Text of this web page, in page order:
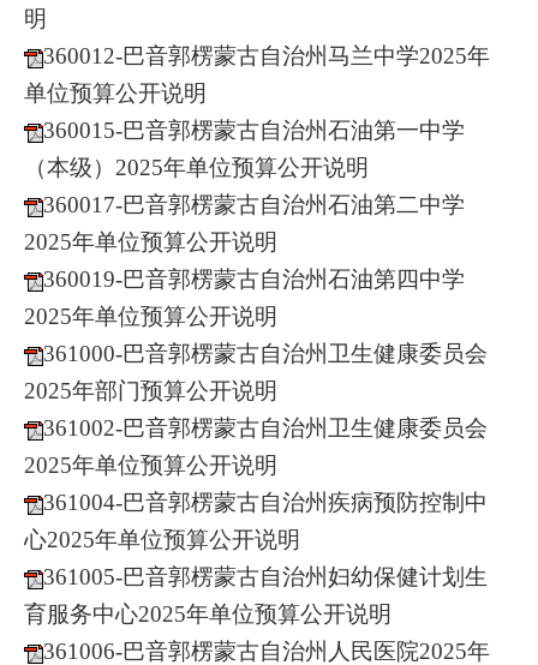
明
360012-巴音郭楞蒙古自治州马兰中学2025年
单位预算公开说明
360015-巴音郭楞蒙古自治州石油第一中学
（本级）2025年单位预算公开说明
360017-巴音郭楞蒙古自治州石油第二中学
2025年单位预算公开说明
360019-巴音郭楞蒙古自治州石油第四中学
2025年单位预算公开说明
361000-巴音郭楞蒙古自治州卫生健康委员会
2025年部门预算公开说明
361002-巴音郭楞蒙古自治州卫生健康委员会
2025年单位预算公开说明
361004-巴音郭楞蒙古自治州疾病预防控制中
心2025年单位预算公开说明
361005-巴音郭楞蒙古自治州妇幼保健计划生
育服务中心2025年单位预算公开说明
361006-巴音郭楞蒙古自治州人民医院2025年